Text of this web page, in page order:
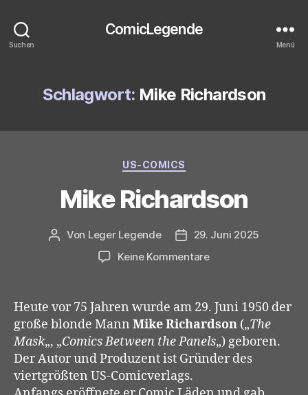
Suchen
ComicLegende
Menü
Schlagwort: Mike Richardson
Kategorien
US-COMICS
Mike Richardson
Beitragsautor
Von Leger Legende Veröffentlichungsdatum
29. Juni 2025
Keine Kommentarezu
Heute vor 75 Jahren wurde am 29. Juni 1950 der
große blonde Mann Mike Richardson („The
Mask„, „Comics Between the Panels„) geboren.
Der Autor und Produzent ist Gründer des
viertgrößten US-Comicverlags.